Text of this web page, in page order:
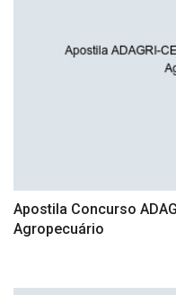
Apostila Concurso
Agropecuário